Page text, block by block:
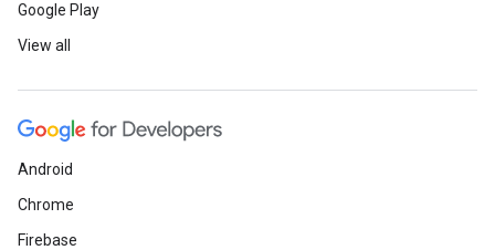
Google Play
View all
Android
Chrome
Firebase